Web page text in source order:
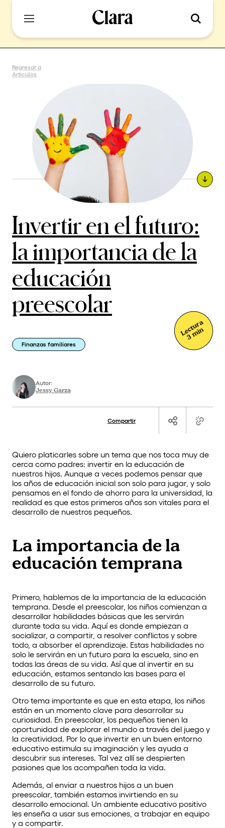
Regresar a
Artículos
Invertir en el futuro:
la importancia de la
educación
preescolar
Lectura
3 min
Finanzas familiares
Autor:
Jessy Garza
Compartir
Quiero platicarles sobre un tema que nos toca muy de
cerca como padres: invertir en la educación de
nuestros hijos. Aunque a veces podemos pensar que
los años de educación inicial son solo para jugar, y solo
pensamos en el fondo de ahorro para la universidad, la
realidad es que estos primeros años son vitales para el
desarrollo de nuestros pequeños.
La importancia de la
educación temprana
Primero, hablemos de la importancia de la educación
temprana. Desde el preescolar, los niños comienzan a
desarrollar habilidades básicas que les servirán
durante toda su vida. Aquí es donde empiezan a
socializar, a compartir, a resolver conflictos y sobre
todo, a absorber el aprendizaje. Estas habilidades no
solo le servirán en un futuro para la escuela, sino en
todas las áreas de su vida. Así que al invertir en su
educación, estamos sentando las bases para el
desarrollo de su futuro.
Otro tema importante es que en esta etapa, los niños
están en un momento clave para desarrollar su
curiosidad. En preescolar, los pequeños tienen la
oportunidad de explorar el mundo a través del juego y
la creatividad. Por lo que invertir en un buen entorno
educativo estimula su imaginación y les ayuda a
descubrir sus intereses. Tal vez allí se despierten
pasiones que los acompañen toda la vida.
Además, al enviar a nuestros hijos a un buen
preescolar, también estamos invirtiendo en su
desarrollo emocional. Un ambiente educativo positivo
les enseña a usar sus emociones, a trabajar en equipo
y a compartir.